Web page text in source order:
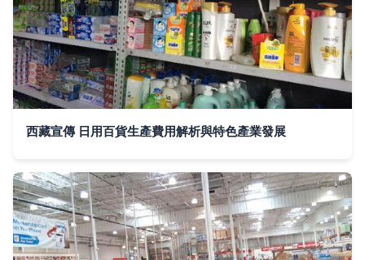
西藏宣傳 日用百貨生產費用解析與特色產業發展